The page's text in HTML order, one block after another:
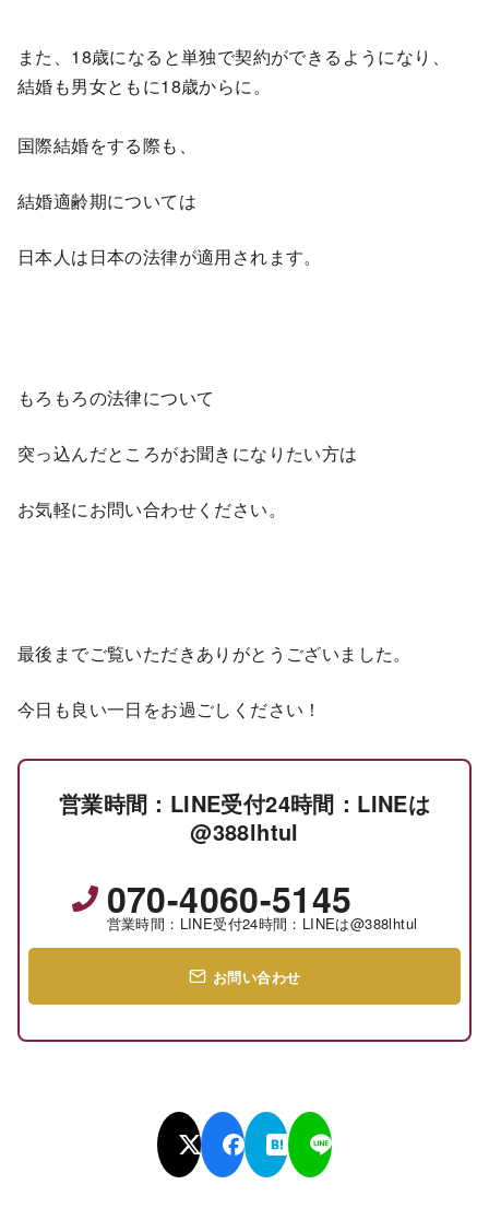
また、18歳になると単独で契約ができるようになり、
結婚も男女ともに18歳からに。
国際結婚をする際も、
結婚適齢期については
日本人は日本の法律が適用されます。
もろもろの法律について
突っ込んだところがお聞きになりたい方は
お気軽にお問い合わせください。
最後までご覧いただきありがとうございました。
今日も良い一日をお過ごしください！
営業時間：LINE受付24時間：LINEは
@388lhtul
070-4060-5145
営業時間：LINE受付24時間：LINEは@388lhtul
お問い合わせ